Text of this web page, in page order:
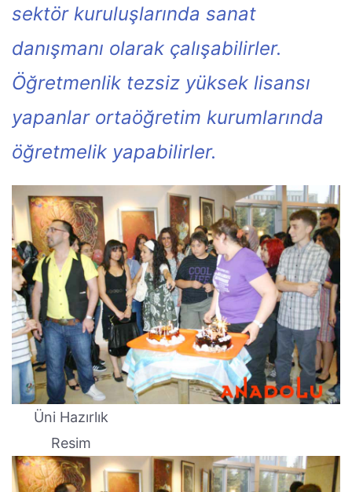
sektör kuruluşlarında sanat
danışmanı olarak çalışabilirler.
Öğretmenlik tezsiz yüksek lisansı
yapanlar ortaöğretim kurumlarında
öğretmelik yapabilirler.
Üni Hazırlık
Resim